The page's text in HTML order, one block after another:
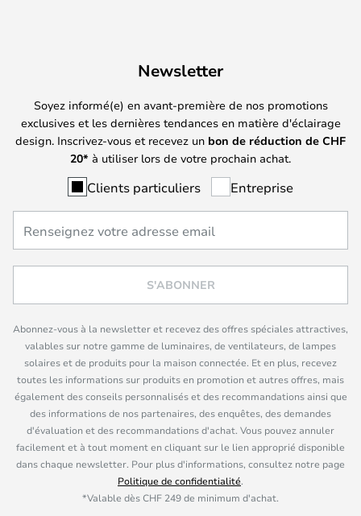
Newsletter
Soyez informé(e) en avant-première de nos promotions
exclusives et les dernières tendances en matière d'éclairage
design. Inscrivez-vous et recevez un bon de réduction de CHF
20* à utiliser lors de votre prochain achat.
Clients particuliers Entreprise
S'ABONNER
Abonnez-vous à la newsletter et recevez des offres spéciales attractives,
valables sur notre gamme de luminaires, de ventilateurs, de lampes
solaires et de produits pour la maison connectée. Et en plus, recevez
toutes les informations sur produits en promotion et autres offres, mais
également des conseils personnalisés et des recommandations ainsi que
des informations de nos partenaires, des enquêtes, des demandes
d'évaluation et des recommandations d'achat. Vous pouvez annuler
facilement et à tout moment en cliquant sur le lien approprié disponible
dans chaque newsletter. Pour plus d'informations, consultez notre page
Politique de confidentialité.
*Valable dès CHF 249 de minimum d'achat.